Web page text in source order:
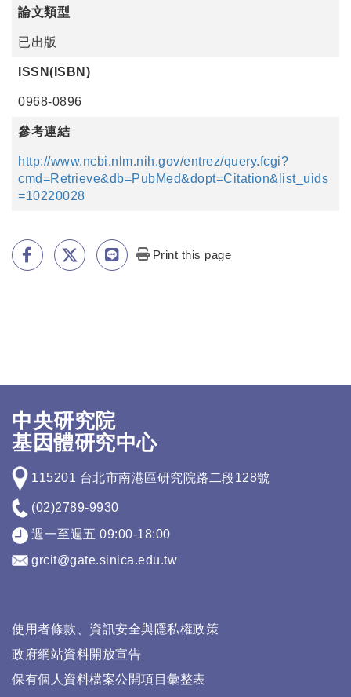
論文類型
已出版
ISSN(ISBN)
0968-0896
參考連結
http://www.ncbi.nlm.nih.gov/entrez/query.fcgi?
cmd=Retrieve&db=PubMed&dopt=Citation&list_uids
=10220028
Print this page
中央研究院
基因體研究中心
115201 台北市南港區研究院路二段128號
(02)2789-9930
週一至週五 09:00-18:00
grcit@gate.sinica.edu.tw
使用者條款、資訊安全與隱私權政策
政府網站資料開放宣告
保有個人資料檔案公開項目彙整表